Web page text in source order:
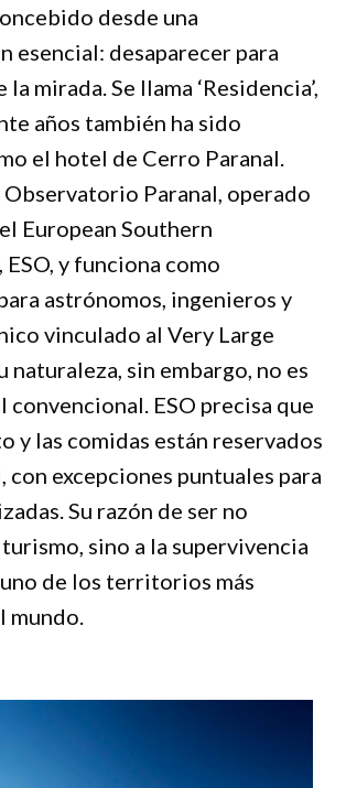
desde una
esencial: desaparecer para
mirada. Se llama ‘Residencia’,
años también ha sido
el hotel de Cerro Paranal.
Paranal, operado
European Southern
y funciona como
astrónomos, ingenieros y
vinculado al Very Large
naturaleza, sin embargo, no es
convencional. ESO precisa que
y las comidas están reservados
con excepciones puntuales para
Su razón de ser no
sino a la supervivencia
de los territorios más
mundo.